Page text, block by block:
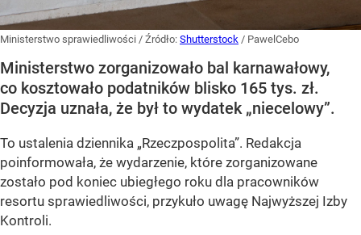
Ministerstwo sprawiedliwości / Źródło: Shutterstock / PawelCebo
Ministerstwo zorganizowało bal karnawałowy,
co kosztowało podatników blisko 165 tys. zł.
Decyzja uznała, że był to wydatek „niecelowy”.
To ustalenia dziennika „Rzeczpospolita”. Redakcja
poinformowała, że wydarzenie, które zorganizowane
zostało pod koniec ubiegłego roku dla pracowników
resortu sprawiedliwości, przykuło uwagę Najwyższej Izby
Kontroli.